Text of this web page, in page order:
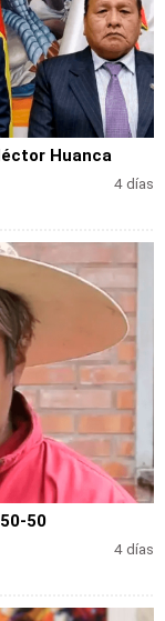
Huanca
4 días
50
4 días